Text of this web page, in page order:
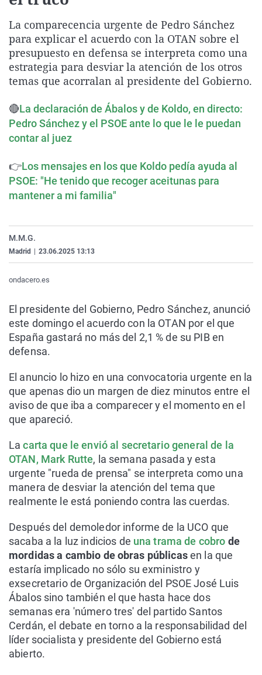
Gente viajera
Como el perro y el
Retornados
Equipo de
Operación Viuda
Galicia
La Rioja
Navarra
Televisión
Elecciones
La comparecencia urgente de Pedro Sánchez
para explicar el acuerdo con la OTAN sobre el
presupuesto en defensa se interpreta como una
estrategia para desviar la atención de los otros
temas que acorralan al presidente del Gobierno.
🔴La declaración de Ábalos y de Koldo, en directo:
Pedro Sánchez y el PSOE ante lo que le le puedan
contar al juez
👉Los mensajes en los que Koldo pedía ayuda al
PSOE: "He tenido que recoger aceitunas para
mantener a mi familia"
M.M.G.
Madrid 23.06.2025 13:13
ondacero.es
El presidente del Gobierno, Pedro Sánchez, anunció
este domingo el acuerdo con la OTAN por el que
España gastará no más del 2,1 % de su PIB en
defensa.
El anuncio lo hizo en una convocatoria urgente en la
que apenas dio un margen de diez minutos entre el
aviso de que iba a comparecer y el momento en el
que apareció.
Lacarta que le envió al secretario general de la
OTAN, Mark Rutte, la semana pasada y esta
urgente "rueda de prensa" se interpreta como una
manera de desviar la atención del tema que
realmente le está poniendo contra las cuerdas.
Después del demoledor informe de la UCO que
sacaba a la luz indicios de una trama de cobro de
mordidas a cambio de obras públicasen la que
estaría implicado no sólo su exministro y
exsecretario de Organización del PSOE José Luis
Ábalos sino también el que hasta hace dos
semanas era 'número tres' del partido Santos
Cerdán, el debate en torno a la responsabilidad del
líder socialista y presidente del Gobierno está
abierto.